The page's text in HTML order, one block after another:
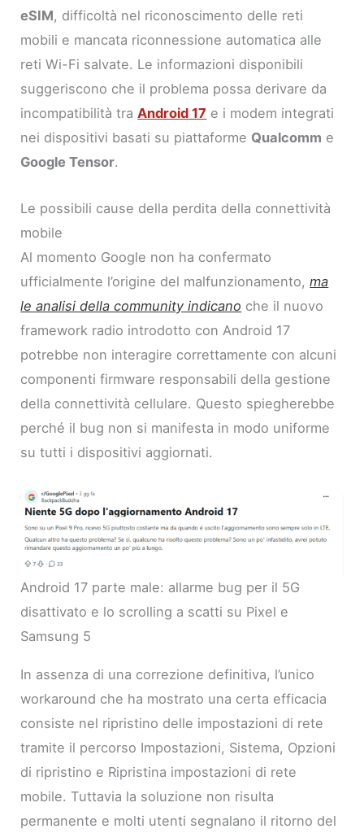
eSIM, difficoltà nel riconoscimento delle reti
mobili e mancata riconnessione automatica alle
reti Wi-Fi salvate. Le informazioni disponibili
suggeriscono che il problema possa derivare da
incompatibilità traAndroid 17 e i modem integrati
nei dispositivi basati su piattaforme Qualcomm e
Google Tensor.
Le possibili cause della perdita della connettività
mobile
Al momento Google non ha confermato
ufficialmente l’origine del malfunzionamento,ma
le analisi della community indicano che il nuovo
framework radio introdotto con Android 17
potrebbe non interagire correttamente con alcuni
componenti firmware responsabili della gestione
della connettività cellulare. Questo spiegherebbe
perché il bug non si manifesta in modo uniforme
su tutti i dispositivi aggiornati.
Android 17 parte male: allarme bug per il 5G
disattivato e lo scrolling a scatti su Pixel e
Samsung 5
In assenza di una correzione definitiva, l’unico
workaround che ha mostrato una certa efficacia
consiste nel ripristino delle impostazioni di rete
tramite il percorso Impostazioni, Sistema, Opzioni
di ripristino e Ripristina impostazioni di rete
mobile. Tuttavia la soluzione non risulta
permanente e molti utenti segnalano il ritorno del